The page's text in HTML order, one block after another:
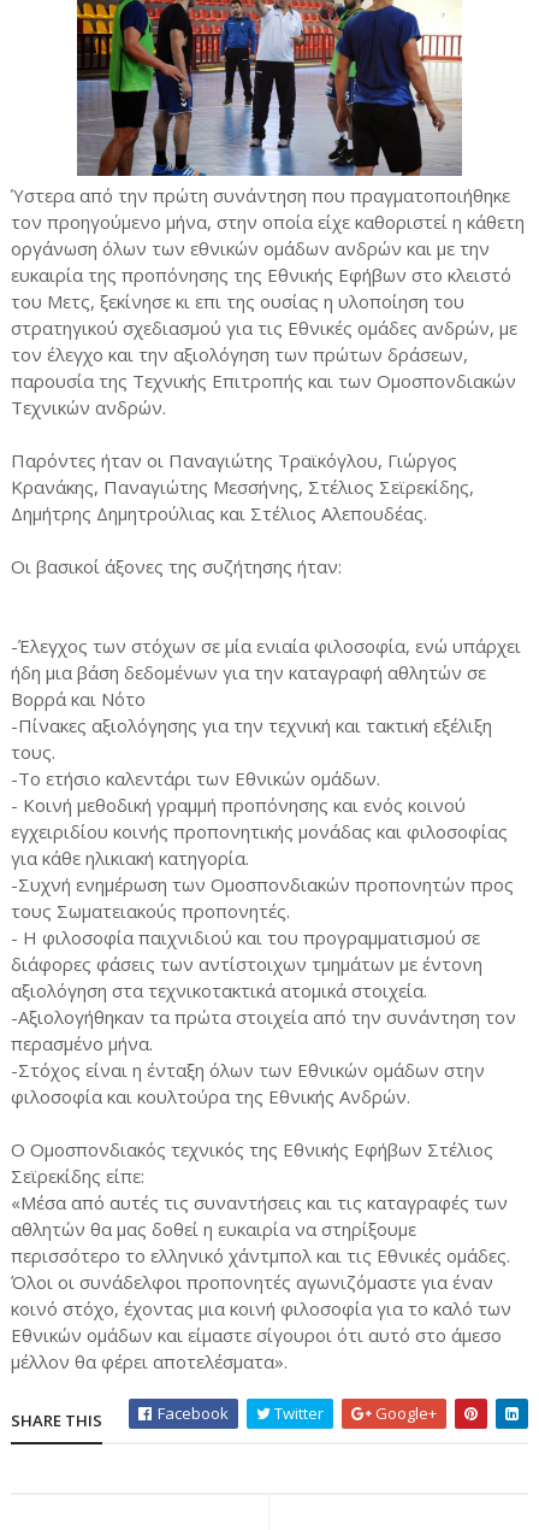
Ύστερα από την πρώτη συνάντηση που πραγματοποιήθηκε
τον προηγούμενο μήνα, στην οποία είχε καθοριστεί η κάθετη
οργάνωση όλων των εθνικών ομάδων ανδρών και με την
ευκαιρία της προπόνησης της Εθνικής Εφήβων στο κλειστό
του Μετς, ξεκίνησε κι επι της ουσίας η υλοποίηση του
στρατηγικού σχεδιασμού για τις Εθνικές ομάδες ανδρών, με
τον έλεγχο και την αξιολόγηση των πρώτων δράσεων,
παρουσία της Τεχνικής Επιτροπής και των Ομοσπονδιακών
Τεχνικών ανδρών.
Παρόντες ήταν οι Παναγιώτης Τραϊκόγλου, Γιώργος
Κρανάκης, Παναγιώτης Μεσσήνης, Στέλιος Σεϊρεκίδης,
Δημήτρης Δημητρούλιας και Στέλιος Αλεπουδέας.
Οι βασικοί άξονες της συζήτησης ήταν:
-Έλεγχος των στόχων σε μία ενιαία φιλοσοφία, ενώ υπάρχει
ήδη μια βάση δεδομένων για την καταγραφή αθλητών σε
Βορρά και Νότο
-Πίνακες αξιολόγησης για την τεχνική και τακτική εξέλιξη
τους.
-Το ετήσιο καλεντάρι των Εθνικών ομάδων.
- Κοινή μεθοδική γραμμή προπόνησης και ενός κοινού
εγχειριδίου κοινής προπονητικής μονάδας και φιλοσοφίας
για κάθε ηλικιακή κατηγορία.
-Συχνή ενημέρωση των Ομοσπονδιακών προπονητών προς
τους Σωματειακούς προπονητές.
- Η φιλοσοφία παιχνιδιού και του προγραμματισμού σε
διάφορες φάσεις των αντίστοιχων τμημάτων με έντονη
αξιολόγηση στα τεχνικοτακτικά ατομικά στοιχεία.
-Αξιολογήθηκαν τα πρώτα στοιχεία από την συνάντηση τον
περασμένο μήνα.
-Στόχος είναι η ένταξη όλων των Εθνικών ομάδων στην
φιλοσοφία και κουλτούρα της Εθνικής Ανδρών.
Ο Ομοσπονδιακός τεχνικός της Εθνικής Εφήβων Στέλιος
Σεϊρεκίδης είπε:
«Μέσα από αυτές τις συναντήσεις και τις καταγραφές των
αθλητών θα μας δοθεί η ευκαιρία να στηρίξουμε
περισσότερο το ελληνικό χάντμπολ και τις Εθνικές ομάδες.
Όλοι οι συνάδελφοι προπονητές αγωνιζόμαστε για έναν
κοινό στόχο, έχοντας μια κοινή φιλοσοφία για το καλό των
Εθνικών ομάδων και είμαστε σίγουροι ότι αυτό στο άμεσο
μέλλον θα φέρει αποτελέσματα».
SHARE THIS Facebook Twitter Google+